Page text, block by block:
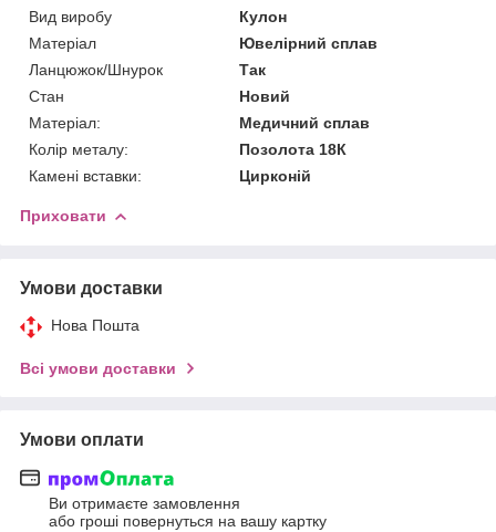
Вид виробу
Кулон
Матеріал
Ювелірний сплав
Ланцюжок/Шнурок
Так
Стан
Новий
Матеріал:
Медичний сплав
Колір металу:
Позолота 18К
Камені вставки:
Цирконій
Приховати
Умови доставки
Нова Пошта
Всі умови доставки
Умови оплати
Ви отримаєте замовлення
або гроші повернуться на вашу картку